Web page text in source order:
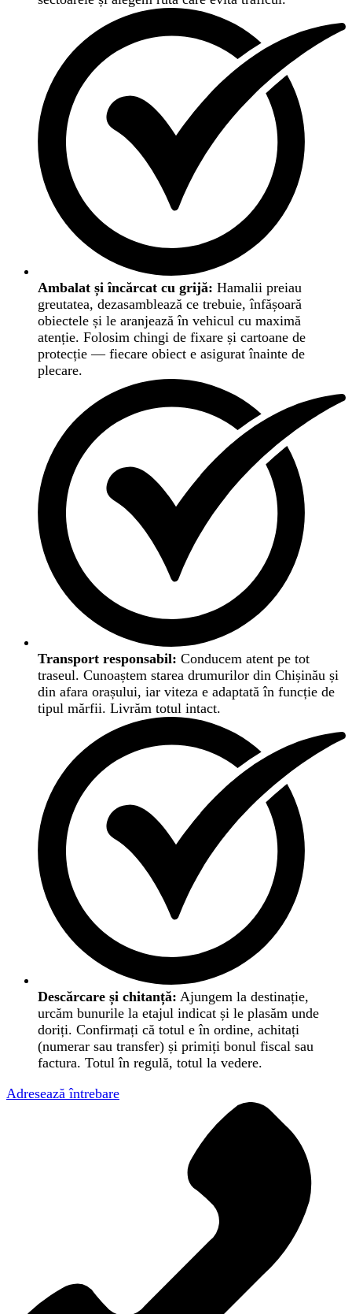
Ambalat și încărcat cu grijă: Hamalii preiau
greutatea, dezasamblează ce trebuie, înfășoară
obiectele și le aranjează în vehicul cu maximă
atenție. Folosim chingi de fixare și cartoane de
protecție — fiecare obiect e asigurat înainte de
plecare.
Transport responsabil: Conducem atent pe tot
traseul. Cunoaștem starea drumurilor din Chișinău și
din afara orașului, iar viteza e adaptată în funcție de
tipul mărfii. Livrăm totul intact.
Descărcare și chitanță: Ajungem la destinație,
urcăm bunurile la etajul indicat și le plasăm unde
doriți. Confirmați că totul e în ordine, achitați
(numerar sau transfer) și primiți bonul fiscal sau
factura. Totul în regulă, totul la vedere.
Adresează întrebare